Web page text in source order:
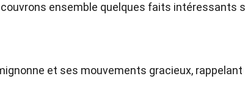
ensemble quelques faits intéressants
et ses mouvements gracieux, rappelant